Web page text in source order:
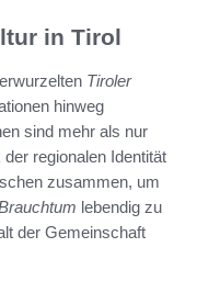
in Tirol
Tiroler
hinweg
sind mehr als nur
regionalen Identität
zusammen, um
lebendig zu
der Gemeinschaft